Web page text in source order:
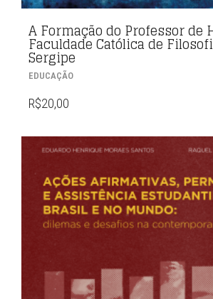
A Formação do Professor de
Faculdade Católica de
Sergipe
EDUCAÇÃO
R$20,00